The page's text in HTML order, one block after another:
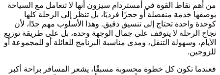
من أهم نقاط القوة في أمستردام سيزون أنها لا تتعامل مع السياحة
بوصفها خدمة منفصلة أو حجزًا فرديًا، بل تنظر إلى الرحلة كلها
كوحدة واحدة تحتاج إلى تنسيق دقيق. وهذا الأسلوب مهم جدًا، لأن
نجاح الرحلة لا يتوقف على جمال الوجهة وحده، بل على طريقة توزيع
الأيام، وسهولة التنقل، ومدى مناسبة البرنامج للعائلة أو للمجموعة أو
للزوجين.
فعندما تكون كل خطوة محسوبة مسبقًا، يشعر المسافر براحة أكبر